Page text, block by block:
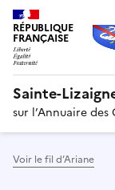
RÉPUBLIQUE
FRANÇAISE
Sainte-
sur l’Annuaire
Voir le fil d’Ariane